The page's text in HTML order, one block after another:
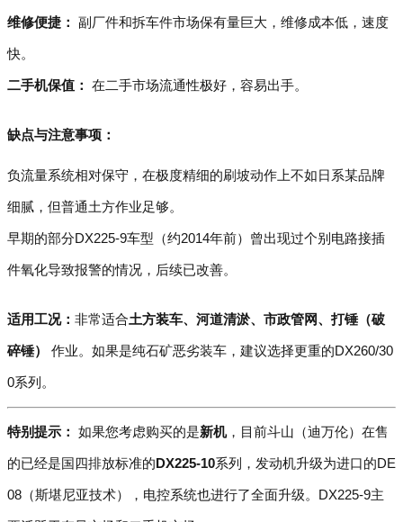
维修便捷： 副厂件和拆车件市场保有量巨大，维修成本低，速度
快。
二手机保值： 在二手市场流通性极好，容易出手。
缺点与注意事项：
负流量系统相对保守，在极度精细的刷坡动作上不如日系某品牌
细腻，但普通土方作业足够。
早期的部分DX225-9车型（约2014年前）曾出现过个别电路接插
件氧化导致报警的情况，后续已改善。
适用工况： 非常适合土方装车、河道清淤、市政管网、打锤（破
碎锤） 作业。如果是纯石矿恶劣装车，建议选择更重的DX260/30
0系列。
特别提示： 如果您考虑购买的是新机，目前斗山（迪万伦）在售
的已经是国四排放标准的DX225-10系列，发动机升级为进口的DE
08（斯堪尼亚技术），电控系统也进行了全面升级。DX225-9主